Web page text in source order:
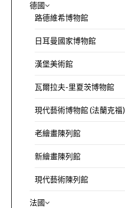
德國
路德維希博物館
日耳曼國家博物館
漢堡美術館
瓦爾拉夫-里夏茨博物館
現代藝術博物館 (法蘭克福)
老繪畫陳列館
新繪畫陳列館
現代藝術陳列館
法國